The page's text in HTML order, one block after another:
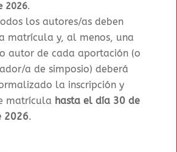
2026.
los autores/as deben
matrícula y, al menos, una
autor de cada aportación (o
a de simposio) deberá
la inscripción y
matrícula hasta el día 30 de
2026.